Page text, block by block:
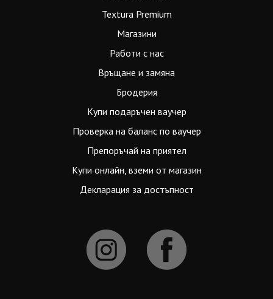
Textura Premium
Магазини
Работи с нас
Връщане и замяна
Бродерия
Купи подаръчен ваучер
Проверка на баланс по ваучер
Препоръчай на приятел
Купи онлайн, вземи от магазин
Декларация за достъпност